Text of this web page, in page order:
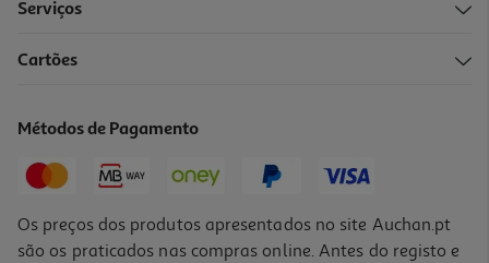
Serviços
Cartões
Métodos de Pagamento
Os preços dos produtos apresentados no site Auchan.pt
são os praticados nas compras online. Antes do registo e